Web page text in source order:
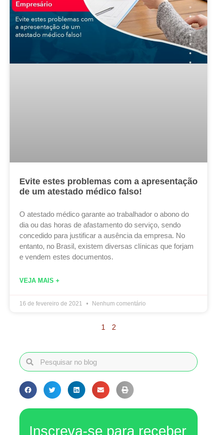
Evite estes problemas com a apresentação
de um atestado médico falso!
O atestado médico garante ao trabalhador o abono do
dia ou das horas de afastamento do serviço, sendo
concedido para justificar a ausência da empresa. No
entanto, no Brasil, existem diversas clínicas que forjam
e vendem estes documentos.
VEJA MAIS +
16 de fevereiro de 2021 Nenhum comentário
1 2
Inscreva-se para receber